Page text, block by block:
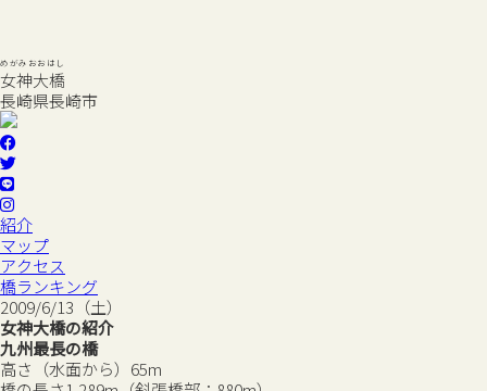
女神大橋
めがみおおはし
長崎県長崎市
紹介
マップ
アクセス
橋ランキング
2009/6/13（土）
女神大橋の紹介
九州最長の橋
高さ（水面から） 65m